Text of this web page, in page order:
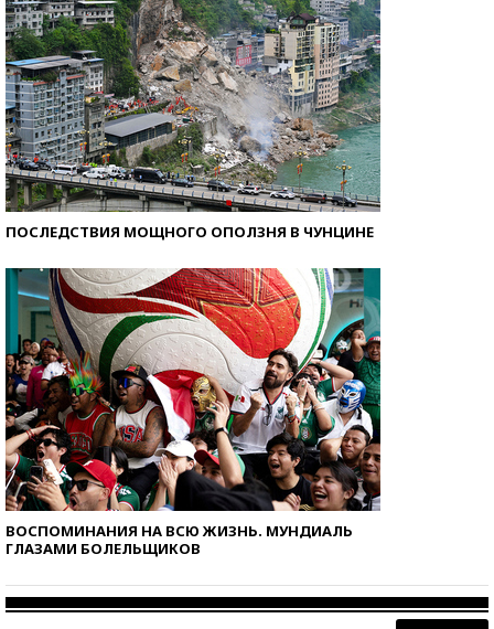
ПОСЛЕДСТВИЯ МОЩНОГО ОПОЛЗНЯ В ЧУНЦИНЕ
ВОСПОМИНАНИЯ НА ВСЮ ЖИЗНЬ. МУНДИАЛЬ
ГЛАЗАМИ БОЛЕЛЬЩИКОВ